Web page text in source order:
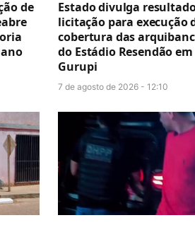
de
Estado divulga
licitação para execução
cobertura das
do Estádio Resendão em
Gurupi
7 de agosto de 2026 - 12:10